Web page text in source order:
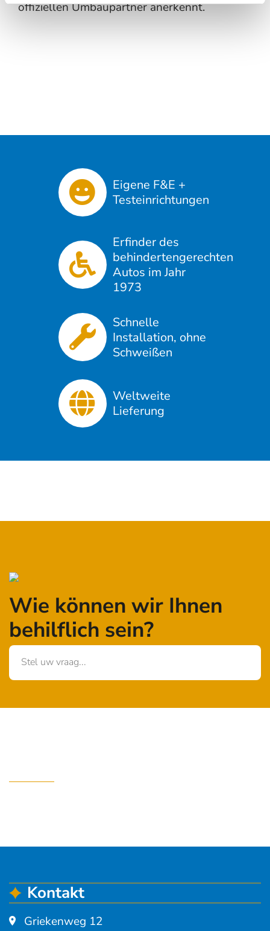
offiziellen Umbaupartner anerkennt.
Eigene F&E +
Testeinrichtungen
Erfinder des
behindertengerechten
Autos im Jahr
1973
Schnelle
Installation, ohne
Schweißen
Weltweite
Lieferung
Wie können wir Ihnen
behilflich sein?
Stel uw vraag...
Kontakt
Griekenweg 12